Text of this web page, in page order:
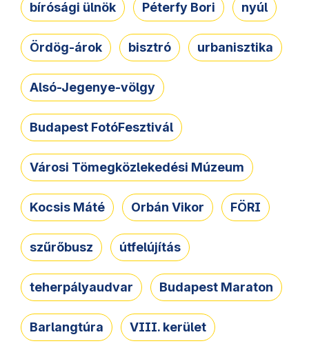
bírósági ülnök Péterfy Bori nyúl
Ördög-árok bisztró urbanisztika
Alsó-Jegenye-völgy
Budapest FotóFesztivál
Városi Tömegközlekedési Múzeum
Kocsis Máté Orbán Vikor FÖRI
szűrőbusz útfelújítás
teherpályaudvar Budapest Maraton
Barlangtúra VIII. kerület